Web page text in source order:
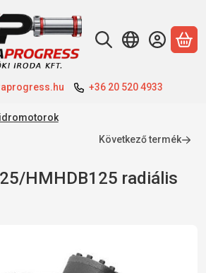
+36 20 520 4933
A
Következő termék
HMHDB125 radiális